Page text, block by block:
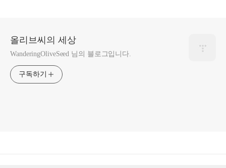
올리브씨의 세상
WanderingOliveSeed 님의 블로그입니다.
구독하기